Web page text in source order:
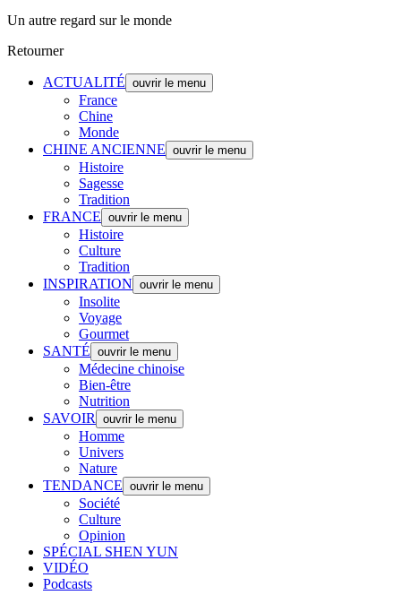
Un autre regard sur le monde
Retourner
ACTUALITÉ ouvrir le menu
France
Chine
Monde
CHINE ANCIENNE ouvrir le menu
Histoire
Sagesse
Tradition
FRANCE ouvrir le menu
Histoire
Culture
Tradition
INSPIRATION ouvrir le menu
Insolite
Voyage
Gourmet
SANTÉ ouvrir le menu
Médecine chinoise
Bien-être
Nutrition
SAVOIR
ouvrir le menu
Homme
Univers
Nature
TENDANCE ouvrir le menu
Société
Culture
Opinion
SPÉCIAL SHEN YUN
VIDÉO
Podcasts